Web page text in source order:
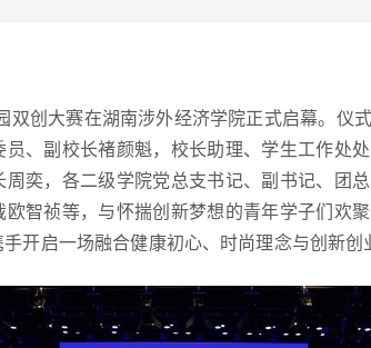
双创大赛在湖南涉外经济学院正式启幕。仪
、副校长褚颜魁，校长助理、学生工作处
奕，各二级学院党总支书记、副书记、团
智祯等，与怀揣创新梦想的青年学子们欢
开启一场融合健康初心、时尚理念与创新创